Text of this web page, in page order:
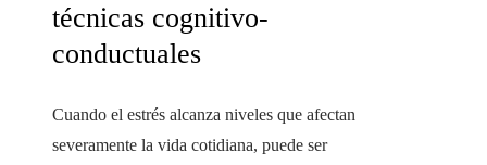
técnicas cognitivo-
conductuales
Cuando el estrés alcanza niveles que afectan
severamente la vida cotidiana, puede ser